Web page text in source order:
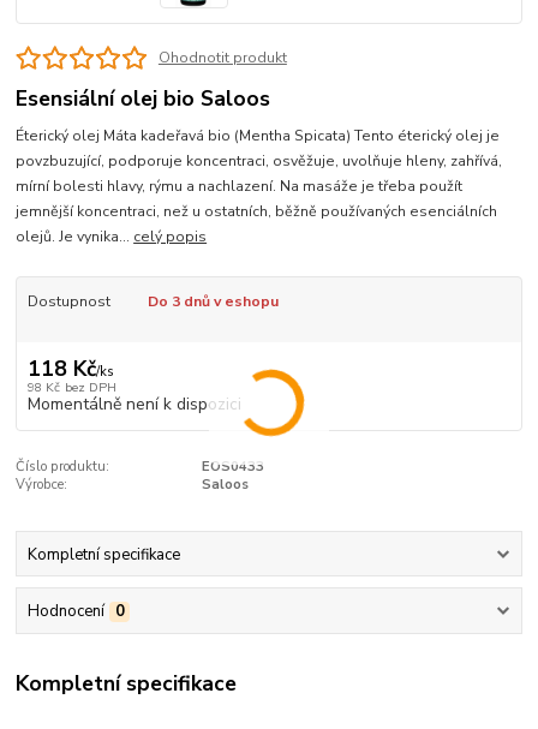
Ohodnotit produkt
Esensiální olej bio Saloos
Éterický olej Máta kadeřavá bio (Mentha Spicata) Tento éterický olej je
povzbuzující, podporuje koncentraci, osvěžuje, uvolňuje hleny, zahřívá,
mírní bolesti hlavy, rýmu a nachlazení. Na masáže je třeba použít
jemnější koncentraci, než u ostatních, běžně používaných esenciálních
olejů. Je vynika... celý popis
Dostupnost Do 3 dnů v eshopu
118 Kč/ks
98 Kč bez DPH
Momentálně není k dispozici
Číslo produktu:
EOS0433
Výrobce:
Saloos
Kompletní specifikace
Hodnocení 0
Kompletní specifikace